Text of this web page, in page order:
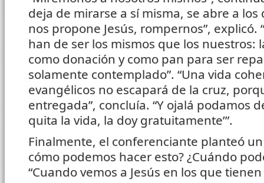
deja de mirarse a sí misma, se abre a los
nos propone Jesús, rompernos”, explicó.
han de ser los mismos que los nuestros:
como donación y como pan para ser
solamente contemplado”. “Una vida
evangélicos no escapará de la cruz,
entregada”, concluía. “Y ojalá podamos
quita la vida, la doy gratuitamente’”.
Finalmente, el conferenciante planteó
cómo podemos hacer esto? ¿Cuándo
“Cuando vemos a Jesús en los que